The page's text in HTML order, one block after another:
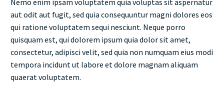
aut odit aut fugit, sed quia consequuntur magni dolores eos
qui ratione voluptatem sequi nesciunt. Neque porro
quisquam est, qui dolorem ipsum quia dolor sit amet,
consectetur, adipisci velit, sed quia non numquam eius modi
tempora incidunt ut labore et dolore magnam aliquam
quaerat voluptatem.